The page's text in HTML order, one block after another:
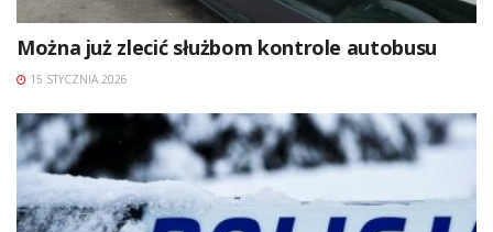
Można już zlecić służbom kontrole autobusu
15 STYCZNIA 2026